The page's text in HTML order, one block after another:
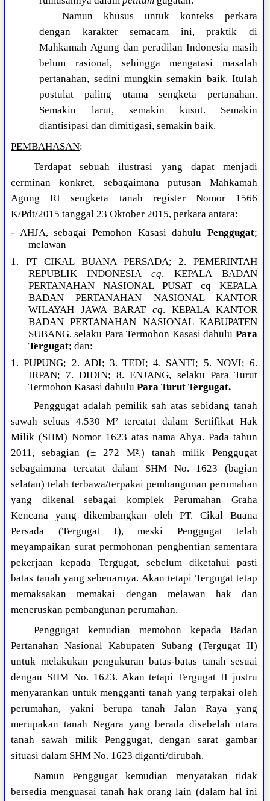
Namun khusus untuk konteks perkara
dengan karakter semacam ini, praktik di
Mahkamah Agung dan peradilan Indonesia masih
belum rasional, sehingga mengatasi masalah
pertanahan, sedini mungkin semakin baik. Itulah
postulat paling utama sengketa pertanahan.
Semakin larut, semakin kusut. Semakin
diantisipasi dan dimitigasi, semakin baik.
PEMBAHASAN:
Terdapat sebuah ilustrasi yang dapat menjadi
cerminan konkret, sebagaimana putusan Mahkamah
Agung RI sengketa tanah register Nomor 1566
K/Pdt/2015 tanggal 23 Oktober 2015, perkara antara:
- AHJA, sebagai Pemohon Kasasi dahulu Penggugat;
melawan
1. PT CIKAL BUANA PERSADA; 2. PEMERINTAH
REPUBLIK INDONESIAcq. KEPALA BADAN
PERTANAHAN NASIONAL PUSAT cq KEPALA
BADAN PERTANAHAN NASIONAL KANTOR
WILAYAH JAWA BARAT cq. KEPALA KANTOR
BADAN PERTANAHAN NASIONAL KABUPATEN
SUBANG, selaku Para Termohon Kasasi dahulu Para
Tergugat; dan:
1. PUPUNG; 2. ADI; 3. TEDI; 4. SANTI; 5. NOVI; 6.
IRPAN; 7. DIDIN; 8. ENJANG, selaku Para Turut
Termohon Kasasi dahulu Para Turut Tergugat.
Penggugat adalah pemilik sah atas sebidang tanah
sawah seluas 4.530 M² tercatat dalam Sertifikat Hak
Milik (SHM) Nomor 1623 atas nama Ahya. Pada tahun
2011, sebagian (± 272 M².) tanah milik Penggugat
sebagaimana tercatat dalam SHM No. 1623 (bagian
selatan) telah terbawa/terpakai pembangunan perumahan
yang dikenal sebagai komplek Perumahan Graha
Kencana yang dikembangkan oleh PT. Cikal Buana
Persada (Tergugat I), meski Penggugat telah
meyampaikan surat permohonan penghentian sementara
pekerjaan kepada Tergugat, sebelum diketahui pasti
batas tanah yang sebenarnya. Akan tetapi Tergugat tetap
memaksakan memakai dengan melawan hak dan
meneruskan pembangunan perumahan.
Penggugat kemudian memohon kepada Badan
Pertanahan Nasional Kabupaten Subang (Tergugat II)
untuk melakukan pengukuran batas-batas tanah sesuai
dengan SHM No. 1623. Akan tetapi Tergugat II justru
menyarankan untuk mengganti tanah yang terpakai oleh
perumahan, yakni berupa tanah Jalan Raya yang
merupakan tanah Negara yang berada disebelah utara
tanah sawah milik Penggugat, dengan sarat gambar
situasi dalam SHM No. 1623 diganti/dirubah.
Namun Penggugat kemudian menyatakan tidak
bersedia menguasai tanah hak orang lain (dalam hal ini